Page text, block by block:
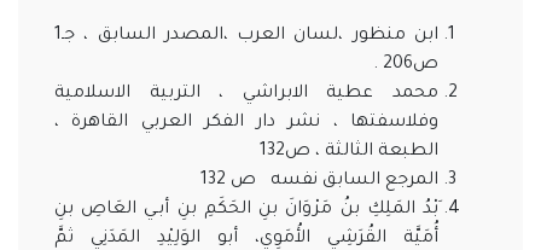
ابن منظور ،لسان العرب ،المصدر السابق ، جـ1
ص206 .
محمد عطية الابراشي ، التربية الاسلامية
وفلاسفتها ، نشر دار الفكر العربي القاهرة ،
الطبعة الثالثة ، ص132
المرجع السابق نفسه ص 132
َبْدُ المَلِكِ بنُ مَرْوَانَ بنِ الحَكَمِ بنِ أبـي العَاصِ بنِ
أُمَيَّة القُرَشِي الأُمَوِي، أبو الوَلِيْدِ المَدَنِي ثمَّ